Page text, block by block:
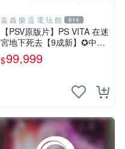
嘉 義 樂 逗 電 玩 館 614
【PSV原版片】PS VITA 在迷
宮地下死去【9成新】✪中文
亞版 中古二手✪嘉義樂逗電
玩館
$99,999